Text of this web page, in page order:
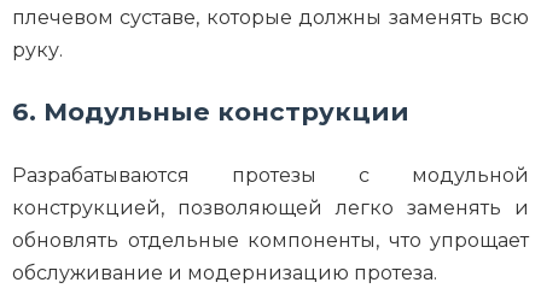
плечевом суставе, которые должны заменять всю
руку.
6. Модульные конструкции
Разрабатываются протезы с модульной
конструкцией, позволяющей легко заменять и
обновлять отдельные компоненты, что упрощает
обслуживание и модернизацию протеза.